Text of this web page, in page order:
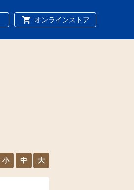
オンラインストア
小 中 大